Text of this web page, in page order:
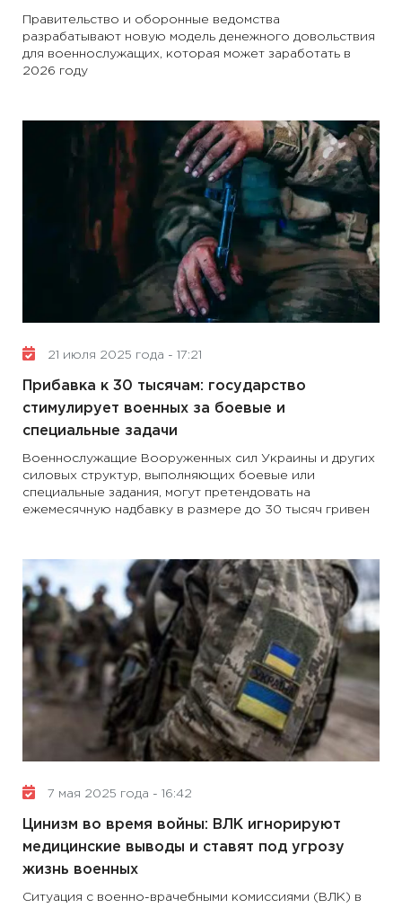
Правительство и оборонные ведомства
разрабатывают новую модель денежного довольствия
для военнослужащих, которая может заработать в
2026 году
21 июля 2025 года - 17:21
Прибавка к 30 тысячам: государство
стимулирует военных за боевые и
специальные задачи
Военнослужащие Вооруженных сил Украины и других
силовых структур, выполняющих боевые или
специальные задания, могут претендовать на
ежемесячную надбавку в размере до 30 тысяч гривен
7 мая 2025 года - 16:42
Цинизм во время войны: ВЛК игнорируют
медицинские выводы и ставят под угрозу
жизнь военных
Ситуация с военно-врачебными комиссиями (ВЛК) в